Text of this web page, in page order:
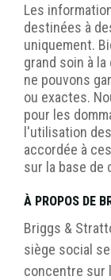
Les
destinées à
uniquement.
grand soin à
ne pouvons
ou exactes.
pour les
l'utilisation
accordée à
sur la base de
À PROPOS DE
Briggs &
siège social
concentre sur